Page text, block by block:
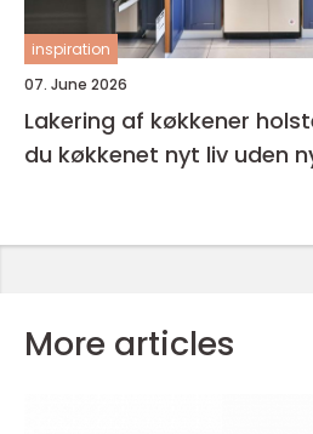
inspiration
07. June 2026
Lakering af køkkener holstebro
du køkkenet nyt liv uden
More articles